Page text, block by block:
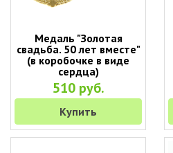
Медаль "Золотая
свадьба. 50 лет вместе"
(в коробочке в виде
сердца)
510 руб.
Купить